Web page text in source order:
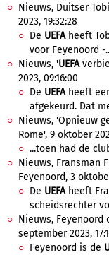
Nieuws, Duitser
2023, 19:32:28
De UEFAheeft
voor Feyenoord -
Nieuws, 'UEFA
2023, 09:16:00
De UEFAheeft
afgekeurd. Dat
Nieuws, 'Opnieuw
Rome', 9 oktober
...toen had de
Nieuws, Fransman
Feyenoord, 3
De UEFAheeft
scheidsrechter
Nieuws, Feyenoord
september 2023,
Feyenoord is de